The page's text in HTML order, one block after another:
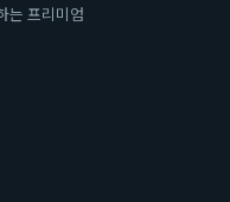
는 프리미엄